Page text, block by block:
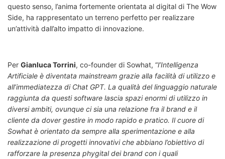
questo senso, l’anima fortemente orientata al digital di The Wow
Side, ha rappresentato un terreno perfetto per realizzare
un’attività dall’alto impatto di innovazione.
Per Gianluca Torrini, co-founder di Sowhat, “l’Intelligenza
Artificiale è diventata mainstream grazie alla facilità di utilizzo e
all’immediatezza di Chat GPT. La qualità del linguaggio naturale
raggiunta da questi software lascia spazi enormi di utilizzo in
diversi ambiti, ovunque ci sia una relazione fra il brand e il
cliente da dover gestire in modo rapido e pratico. Il cuore di
Sowhat è orientato da sempre alla sperimentazione e alla
realizzazione di progetti innovativi che abbiano l’obiettivo di
rafforzare la presenza phygital dei brand con i quali